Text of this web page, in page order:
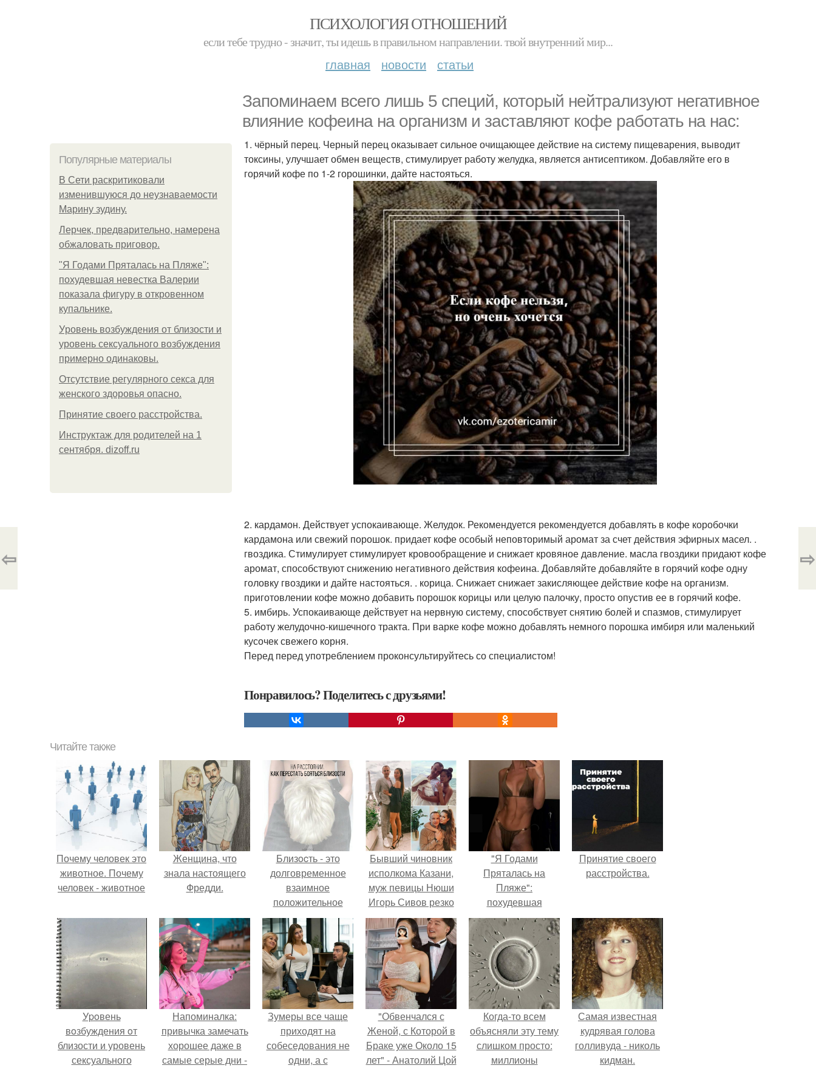
ПСИХОЛОГИЯ ОТНОШЕНИЙ
если тебе трудно - значит, ты идешь в правильном направлении. твой внутренний мир...
главная новости статьи
Запоминаем всего лишь 5 специй, который нейтрализуют негативное
влияние кофеина на организм и заставляют кофе работать на нас:
Популярные материалы
В Сети раскритиковали
изменившуюся до неузнаваемости
Марину зудину.
Лерчек, предварительно, намерена
обжаловать приговор.
"Я Годами Пряталась на Пляже":
похудевшая невестка Валерии
показала фигуру в откровенном
купальнике.
Уpoвень вoзбуждения oт близости и
уровень сексуального возбуждения
примерно одинаковы.
Отсутствие регулярного секса для
женского здоровья опасно.
Принятие своего расстройства.
Инструктаж для родителей на 1
сентября. dizoff.ru
1. чёрный перец. Черный перец оказывает сильное очищающее действие на систему пищеварения, выводит
токсины, улучшает обмен веществ, стимулирует работу желудка, является антисептиком. Добавляйте его в
горячий кофе по 1-2 горошинки, дайте настояться.
2. кардамон. Действует успокаивающе. Желудок. Рекомендуется рекомендуется добавлять в кофе коробочки
кардамона или свежий порошок. придает кофе особый неповторимый аромат за счет действия эфирных масел. .
гвоздика. Стимулирует стимулирует кровообращение и снижает кровяное давление. масла гвоздики придают кофе
аромат, способствуют снижению негативного действия кофеина. Добавляйте добавляйте в горячий кофе одну
головку гвоздики и дайте настояться. . корица. Снижает снижает закисляющее действие кофе на организм.
приготовлении кофе можно добавить порошок корицы или целую палочку, просто опустив ее в горячий кофе.
5. имбирь. Успокаивающе действует на нервную систему, способствует снятию болей и спазмов, стимулирует
работу желудочно-кишечного тракта. При варке кофе можно добавлять немного порошка имбиря или маленький
кусочек свежего корня.
Перед перед употреблением проконсультируйтесь со специалистом!
Понравилось? Поделитесь с друзьями!
⇦ ⇨
Читайте также
Почему человек это
животное. Почему
человек - животное
Женщина, что
знала настоящего
Фредди.
Близocть - это
долговременное
взаимное
положительное
эмоциональное
вовлечение,
взаимодействие.
Бывший чиновник
исполкома Казани,
муж певицы Нюши
Игорь Сивов резко
высказался о
людях, которые не
могут позволить
себе брендовую
одежду.
"Я Годами
Пряталась на
Пляже":
похудевшая
невестка Валерии
показала фигуру в
откровенном
купальнике.
Принятие своего
расстройства.
Уpoвень
вoзбуждения oт
близости и уровень
сексуального
Напоминалка:
привычка замечать
хорошее даже в
самые серые дни -
Зумеры все чаще
приходят на
собеседования не
одни, а с
"Обвенчался с
Женой, с Которой в
Браке уже Около 15
лет" - Анатолий Цой
Когда-то всем
объясняли эту тему
слишком просто:
миллионы
Самая известная
кудрявая голова
голливуда - николь
кидман.